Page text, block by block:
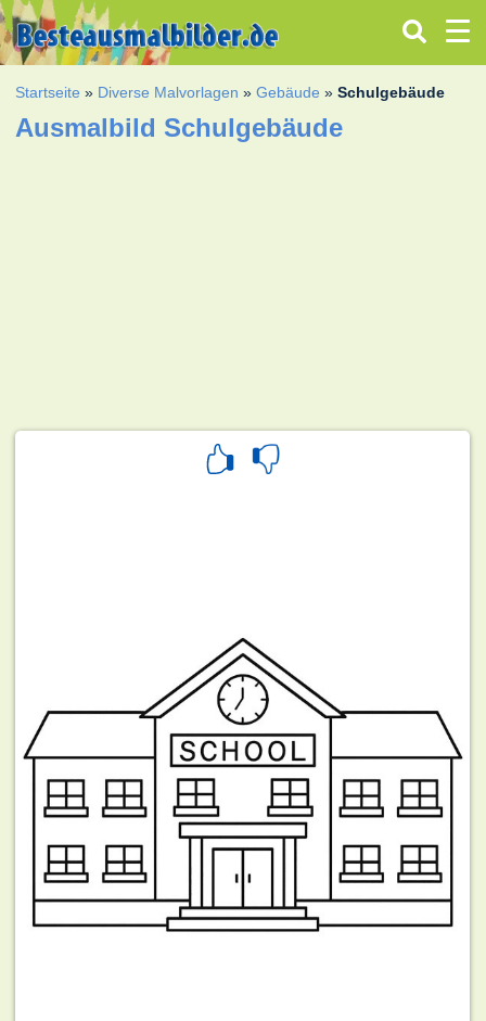
Startseite » Diverse Malvorlagen »Gebäude »Schulgebäude
Ausmalbild Schulgebäude